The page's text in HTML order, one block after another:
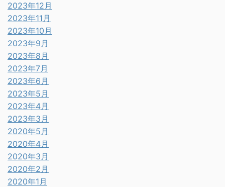
2023年12月
2023年11月
2023年10月
2023年9月
2023年8月
2023年7月
2023年6月
2023年5月
2023年4月
2023年3月
2020年5月
2020年4月
2020年3月
2020年2月
2020年1月